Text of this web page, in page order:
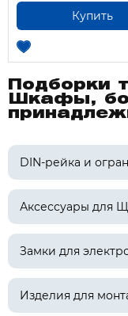
Купить
Подборки
Шкафы,
DIN-рейка и
Аксессуары для
Замки для
Изделия для